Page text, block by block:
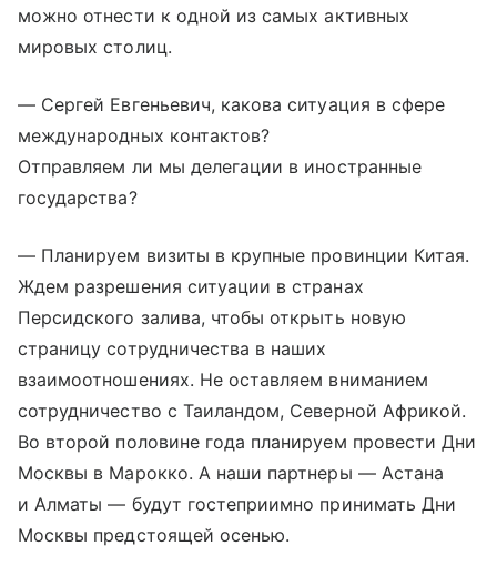
можно отнести к одной из самых активных
мировых столиц.
— Сергей Евгеньевич, какова ситуация в сфере
международных контактов?
Отправляем ли мы делегации в иностранные
государства?
— Планируем визиты в крупные провинции Китая.
Ждем разрешения ситуации в странах
Персидского залива, чтобы открыть новую
страницу сотрудничества в наших
взаимоотношениях. Не оставляем вниманием
сотрудничество с Таиландом, Северной Африкой.
Во второй половине года планируем провести Дни
Москвы в Марокко. А наши партнеры — Астана
и Алматы — будут гостеприимно принимать Дни
Москвы предстоящей осенью.